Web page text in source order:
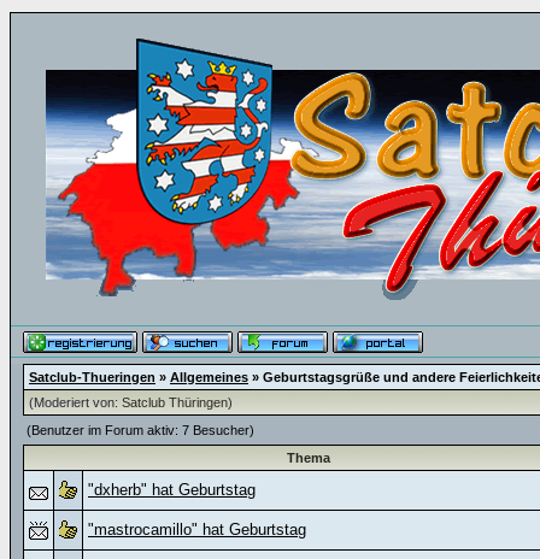
Satclub-Thueringen » Allgemeines » Geburtstagsgrüße und andere
(Moderiert von: Satclub Thüringen)
(Benutzer im Forum aktiv: 7 Besucher)
Thema
"dxherb" hat Geburtstag
"mastrocamillo" hat Geburtstag